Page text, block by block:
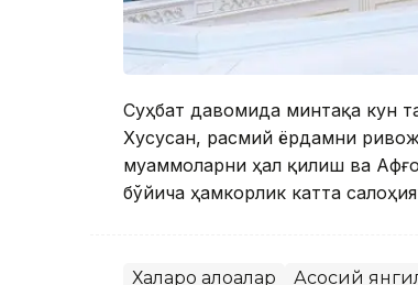
Суҳбат давомида минтақа кун
Хусусан, расмий ёрдамни
муаммоларни ҳал қилиш ва
бўйича ҳамкорлик катта
Халқаро алоқалар Асосий